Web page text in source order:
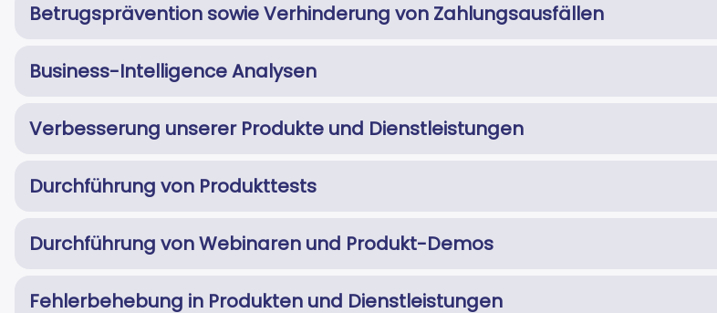
Betrugsprävention sowie Verhinderung von Zahlungsausfällen
Business-Intelligence Analysen
Verbesserung unserer Produkte und Dienstleistungen
Durchführung von Produkttests
Durchführung von Webinaren und Produkt-Demos
Fehlerbehebung in Produkten und Dienstleistungen